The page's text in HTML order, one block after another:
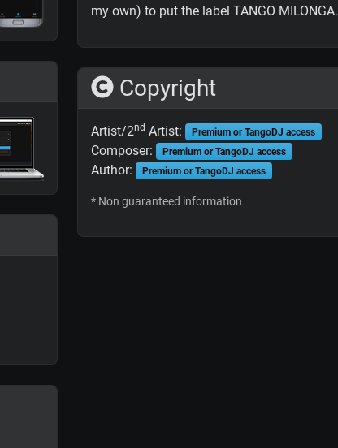
my own) to put the label TANGO MILONGA.
Copyright
Artist/2nd Artist: Premium or TangoDJ access
Composer: Premium or TangoDJ access
Author: Premium or TangoDJ access
* Non guaranteed information